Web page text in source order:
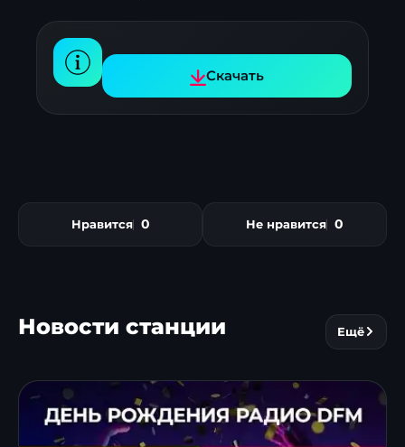
Скачать
Нравится 0 Не нравится 0
Новости станции Ещё